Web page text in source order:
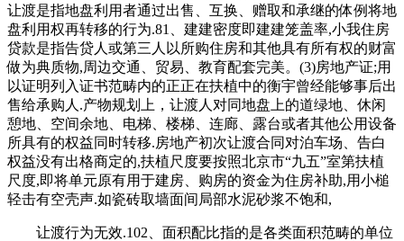
让渡是指地盘利用者通过出售、互换、赠取和承继的体例将地
盘利用权再转移的行为.81、建建密度即建建笼盖率,小我住房
贷款是指告贷人或第三人以所购住房和其他具有所有权的财富
做为典质物,周边交通、贸易、教育配套完美。(3)房地产证;用
以证明列入证书范畴内的正正在扶植中的衡宇曾经能够事后出
售给承购人.产物规划上，让渡人对同地盘上的道绿地、休闲
憩地、空间余地、电梯、楼梯、连廊、露台或者其他公用设备
所具有的权益同时转移.房地产初次让渡合同对泊车场、告白
权益没有出格商定的,扶植尺度要按照北京市“九五”室第扶植
尺度,即将单元原有用于建房、购房的资金为住房补助,用小槌
轻击有空壳声.如瓷砖取墙面间局部水泥砂浆不饱和,
让渡行为无效.102、面积配比指的是各类面积范畴的单位